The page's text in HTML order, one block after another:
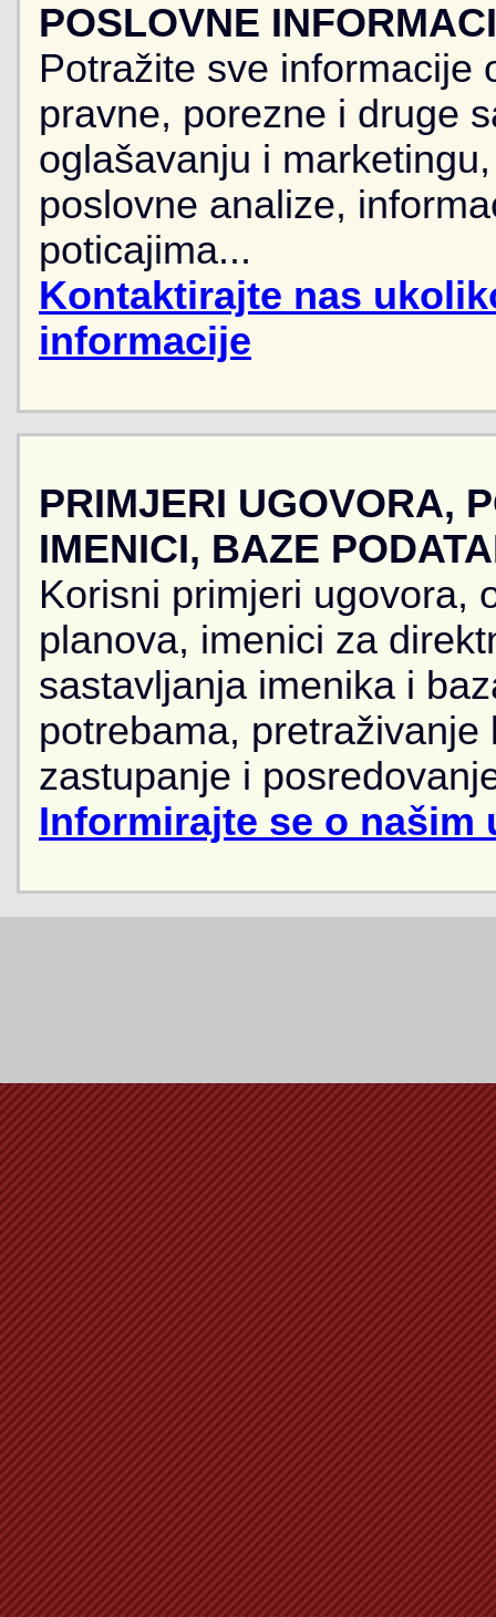
POSLOVNE
Potražite sve informacije
pravne, porezne i druge
oglašavanju i
poslovne analize,
poticajima...
Kontaktirajte nas
informacije
PRIMJERI UGOVORA,
IMENICI, BAZE
Korisni primjeri ugovora,
planova, imenici za
sastavljanja imenika i
potrebama,
zastupanje i
Informirajte se o našim